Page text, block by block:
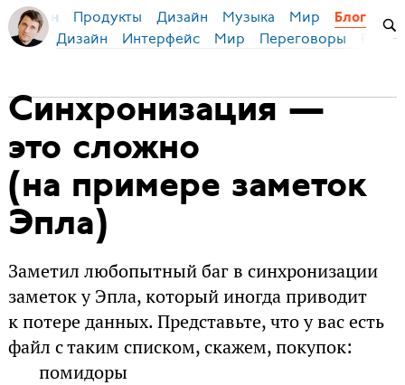
Бирман Продукты Дизайн Музыка Мир Блог
Дизайн Интерфейс Мир Переговоры
Синхронизация —
это сложно
(на примере заметок
Эпла)
Заметил любопытный баг в синхронизации
заметок у Эпла, который иногда приводит
к потере данных. Представьте, что у вас есть
файл с таким списком, скажем, покупок:
помидоры